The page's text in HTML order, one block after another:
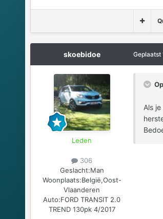
skoebidoe
Leden
306
Geslacht:Man
Woonplaats:België,Oost-
Vlaanderen
Auto:FORD TRANSIT 2.0
TREND 130pk 4/2017
Geplaatst
Als